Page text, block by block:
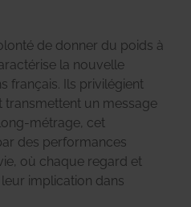
de donner du poids à
la nouvelle
français. Ils privilégient
transmettent un message
métrage, cet
des performances
où chaque regard et
implication dans